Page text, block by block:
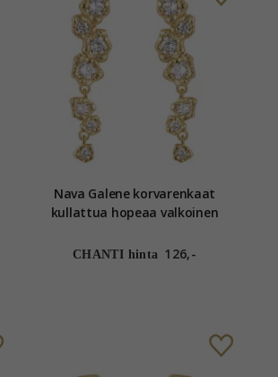
Nava Galene korvarenkaat
kullattua hopeaa valkoinen
CHANTI hinta 126,-